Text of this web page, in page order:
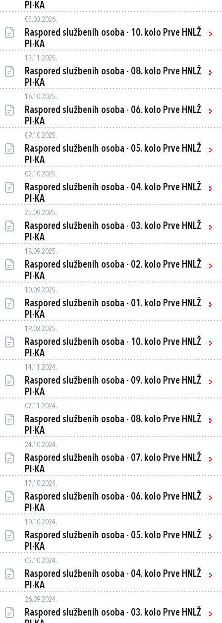
PI-KA
05.03.2026.
Raspored službenih osoba - 10. kolo Prve HNLŽ
PI-KA
13.11.2025.
Raspored službenih osoba - 08. kolo Prve HNLŽ
PI-KA
16.10.2025.
Raspored službenih osoba - 06. kolo Prve HNLŽ
PI-KA
09.10.2025.
Raspored službenih osoba - 05. kolo Prve HNLŽ
PI-KA
02.10.2025.
Raspored službenih osoba - 04. kolo Prve HNLŽ
PI-KA
25.09.2025.
Raspored službenih osoba - 03. kolo Prve HNLŽ
PI-KA
18.09.2025.
Raspored službenih osoba - 02. kolo Prve HNLŽ
PI-KA
10.09.2025.
Raspored službenih osoba - 01. kolo Prve HNLŽ
PI-KA
19.03.2025.
Raspored službenih osoba - 10. kolo Prve HNLŽ
PI-KA
14.11.2024.
Raspored službenih osoba - 09. kolo Prve HNLŽ
PI-KA
07.11.2024.
Raspored službenih osoba - 08. kolo Prve HNLŽ
PI-KA
24.10.2024.
Raspored službenih osoba - 07. kolo Prve HNLŽ
PI-KA
17.10.2024.
Raspored službenih osoba - 06. kolo Prve HNLŽ
PI-KA
10.10.2024.
Raspored službenih osoba - 05. kolo Prve HNLŽ
PI-KA
03.10.2024.
Raspored službenih osoba - 04. kolo Prve HNLŽ
PI-KA
26.09.2024.
Raspored službenih osoba - 03. kolo Prve HNLŽ